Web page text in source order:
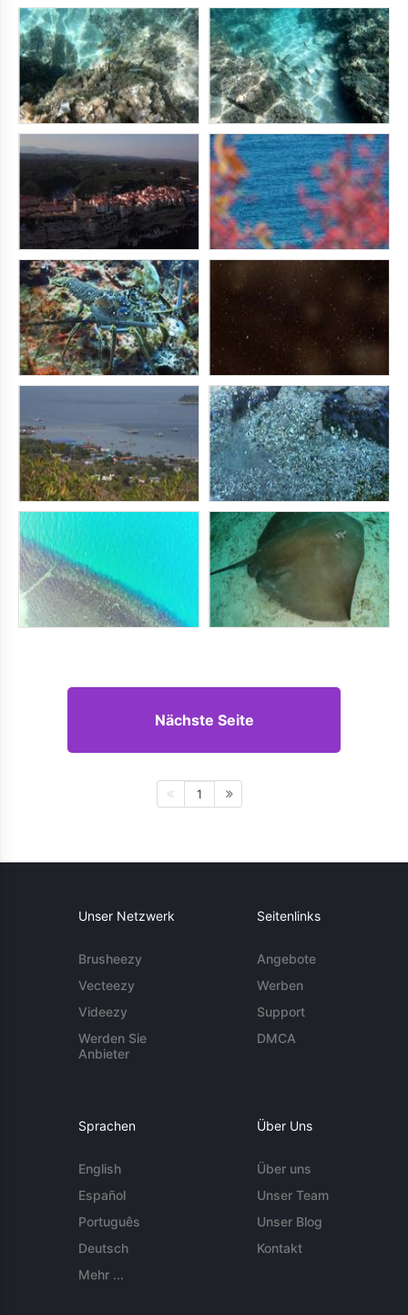
Nächste Seite
1
Unser Netzwerk
Brusheezy
Vecteezy
Videezy
Werden Sie
Anbieter
Seitenlinks
Angebote
Werben
Support
DMCA
Sprachen
English
Español
Português
Deutsch
Mehr ...
Über Uns
Über uns
Unser Team
Unser Blog
Kontakt